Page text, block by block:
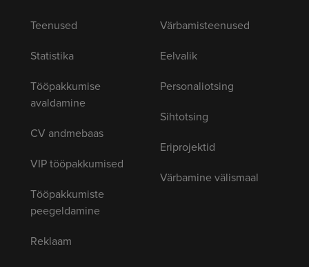
Teenused
Statistika
Tööpakkumise
avaldamine
CV andmebaas
VIP tööpakkumised
Tööpakkumiste
peegeldamine
Reklaam
Värbamisteenused
Eelvalik
Personaliotsing
Sihtotsing
Eriprojektid
Värbamine välismaal